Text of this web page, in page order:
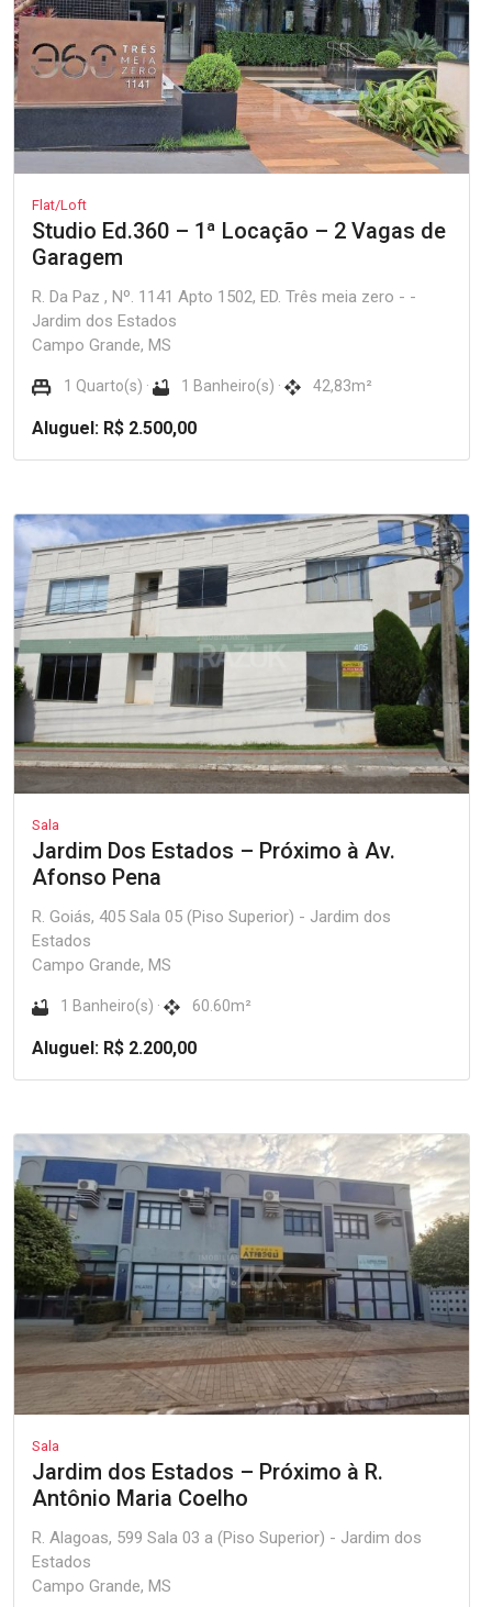
Flat/Loft
Studio Ed.360 – 1ª Locação – 2 Vagas de
Garagem
R. Da Paz , Nº. 1141 Apto 1502, ED. Três meia zero - -
Jardim dos Estados
Campo Grande, MS
1 Quarto(s) · 1 Banheiro(s) · 42,83m²
Aluguel: R$ 2.500,00
Sala
Jardim Dos Estados – Próximo à Av.
Afonso Pena
R. Goiás, 405 Sala 05 (Piso Superior) - Jardim dos
Estados
Campo Grande, MS
1 Banheiro(s) · 60.60m²
Aluguel: R$ 2.200,00
Sala
Jardim dos Estados – Próximo à R.
Antônio Maria Coelho
R. Alagoas, 599 Sala 03 a (Piso Superior) - Jardim dos
Estados
Campo Grande, MS